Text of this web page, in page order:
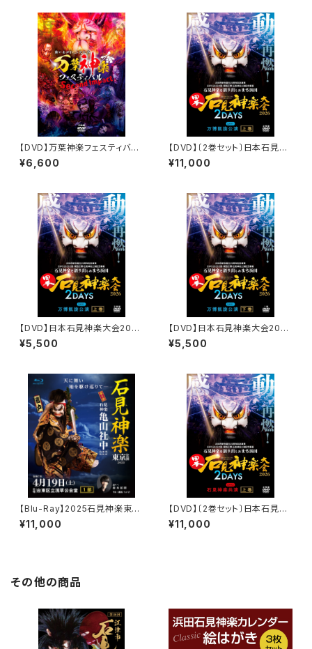
【DVD】万葉神楽フェスティバル
Second Impact
¥6,600
【DVD】〔2巻セット〕日本石見神
楽大会2026 2DAYS【DAY-
1】万博凱旋公演
¥11,000
【DVD】日本石見神楽大会2026
2DAYS【DAY-1】万博凱旋公
演〔上巻〕
¥5,500
【DVD】日本石見神楽大会2026
2DAYS【DAY-1】万博凱旋公
演〔下巻〕
¥5,500
【Blu-Ray】2025石見神楽東京
公演 石見神楽亀山社中〈1部・
2部 2巻セット〉
¥11,000
【DVD】〔2巻セット〕日本石見神
楽大会2026 2DAYS【DAY-
2】石見神楽共演
¥11,000
その他の商品